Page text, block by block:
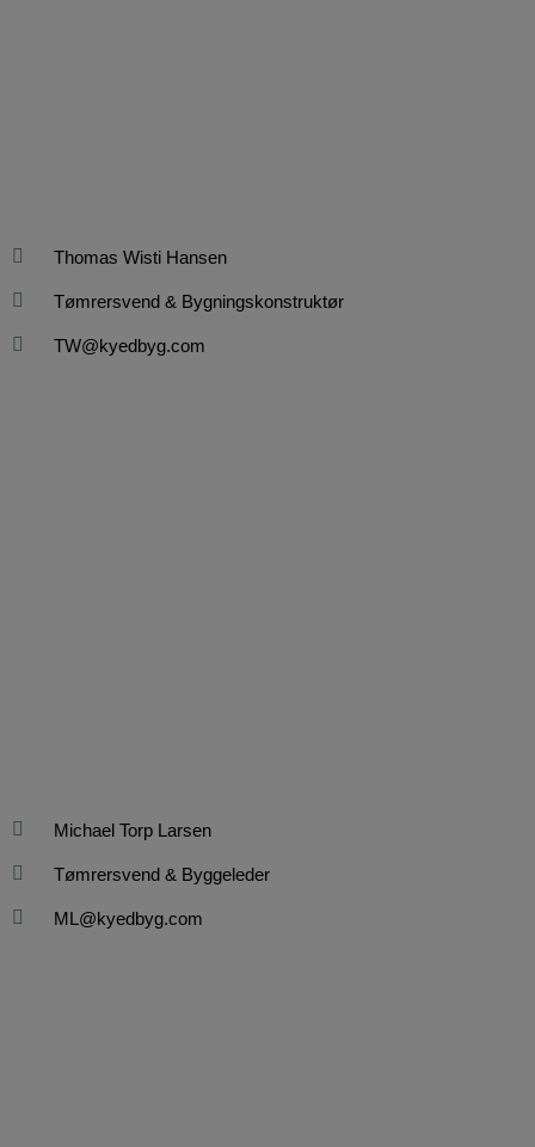
Thomas Wisti Hansen
Tømrersvend & Bygningskonstruktør
TW@kyedbyg.com
Michael Torp Larsen
Tømrersvend & Byggeleder
ML@kyedbyg.com